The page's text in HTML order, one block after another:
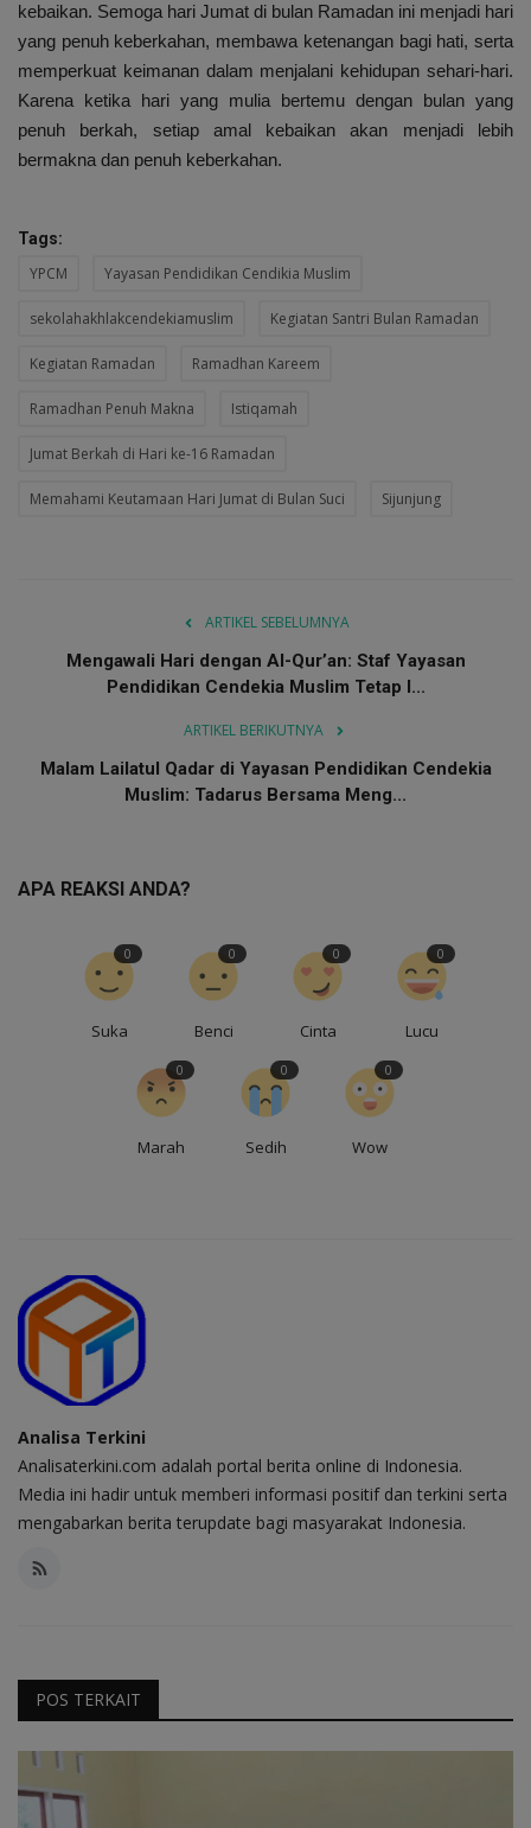
kebaikan. Semoga hari Jumat di bulan Ramadan ini menjadi hari
yang penuh keberkahan, membawa ketenangan bagi hati, serta
memperkuat keimanan dalam menjalani kehidupan sehari-hari.
Karena ketika hari yang mulia bertemu dengan bulan yang
penuh berkah, setiap amal kebaikan akan menjadi lebih
bermakna dan penuh keberkahan.
Tags:
YPCM Yayasan Pendidikan Cendikia Muslim
sekolahakhlakcendekiamuslim Kegiatan Santri Bulan Ramadan
Kegiatan Ramadan Ramadhan Kareem
Ramadhan Penuh Makna Istiqamah
Jumat Berkah di Hari ke-16 Ramadan
Memahami Keutamaan Hari Jumat di Bulan Suci Sijunjung
ARTIKEL SEBELUMNYA
Mengawali Hari dengan Al-Qur’an: Staf Yayasan
Pendidikan Cendekia Muslim Tetap I...
ARTIKEL BERIKUTNYA
Malam Lailatul Qadar di Yayasan Pendidikan Cendekia
Muslim: Tadarus Bersama Meng...
APA REAKSI ANDA?
Suka
0
Benci
0
Cinta
0
Lucu
0
Marah
0
Sedih
0
Wow
0
Analisa Terkini
Analisaterkini.com adalah portal berita online di Indonesia.
Media ini hadir untuk memberi informasi positif dan terkini serta
mengabarkan berita terupdate bagi masyarakat Indonesia.
POS TERKAIT